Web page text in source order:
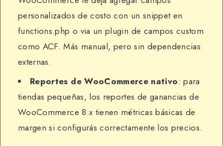
personalizados de costo con un snippet en
functions.php o via un plugin de campos custom
como ACF. Más manual, pero sin dependencias
externas.
Reportes de WooCommerce nativo: para
tiendas pequeñas, los reportes de ganancias de
WooCommerce 8.x tienen métricas básicas de
margen si configurás correctamente los precios.